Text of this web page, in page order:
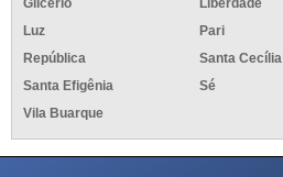
Glicério
Liberdade
Luz
Pari
República
Santa Cecília
Santa Efigênia
Sé
Vila Buarque